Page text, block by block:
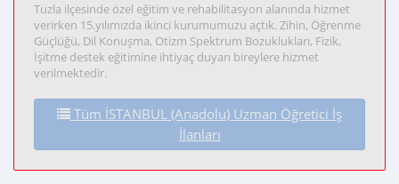
Tuzla ilçesinde özel eğitim ve rehabilitasyon alanında hizmet
verirken 15.yılımızda ikinci kurumumuzu açtık. Zihin, Öğrenme
Güçlüğü, Dil Konuşma, Otizm Spektrum Bozuklukları, Fizik,
İşitme destek eğitimine ihtiyaç duyan bireylere hizmet
verilmektedir.
Tüm İSTANBUL (Anadolu) Uzman Öğretici İş
İlanları